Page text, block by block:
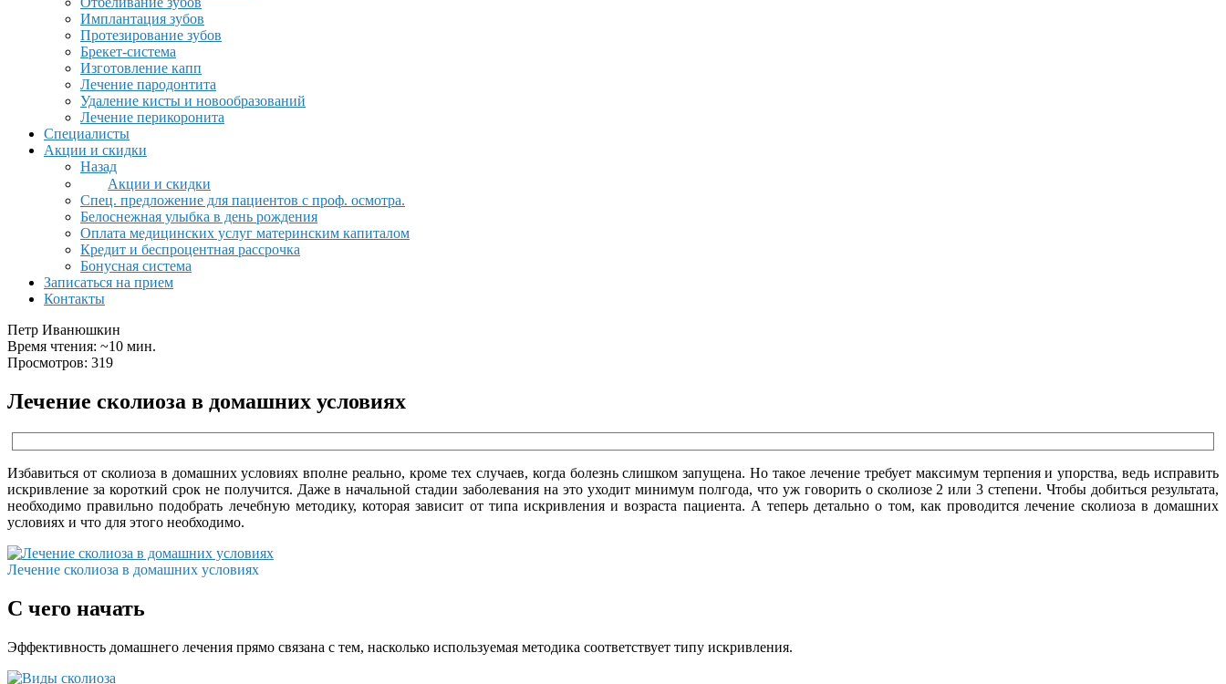
Имплантация зубов
Протезирование зубов
Брекет-система
Изготовление капп
Лечение пародонтита
Удаление кисты и новообразований
Лечение перикоронита
Специалисты
Акции и скидки
Назад
Акции и скидки
Спец. предложение для пациентов с проф. осмотра.
Белоснежная улыбка в день рождения
Оплата медицинских услуг материнским капиталом
Кредит и беспроцентная рассрочка
Бонусная система
Записаться на прием
Контакты
Петр Иванюшкин
Время чтения: ~10 мин.
Просмотров: 319
Лечение сколиоза в домашних условиях
Избавиться от сколиоза в домашних условиях вполне реально, кроме тех случаев, когда болезнь слишком запущена. Но такое лечение требует максимум терпения и упорства, ведь исправить
искривление за короткий срок не получится. Даже в начальной стадии заболевания на это уходит минимум полгода, что уж говорить о сколиозе 2 или 3 степени. Чтобы добиться результата,
необходимо правильно подобрать лечебную методику, которая зависит от типа искривления и возраста пациента. А теперь детально о том, как проводится лечение сколиоза в домашних
условиях и что для этого необходимо.
Лечение сколиоза в домашних условиях
С чего начать
Эффективность домашнего лечения прямо связана с тем, насколько используемая методика соответствует типу искривления.